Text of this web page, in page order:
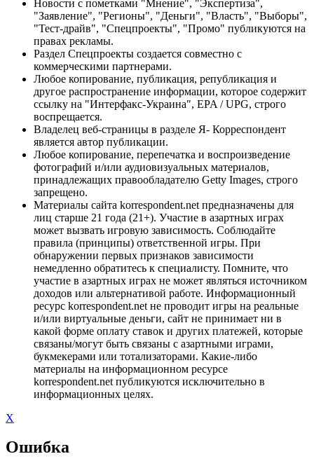
Новости с пометками "Мнение", "Экспертиза",
"Заявление", "Регионы", "Деньги", "Власть", "Выборы",
"Тест-драйв", "Спецпроекты", "Промо" публикуются на
правах рекламы.
Раздел Спецпроекты создается совместно с
коммерческими партнерами.
Любое копирование, публикация, републикация и
другое распространение информации, которое содержит
ссылку на "Интерфакс-Украина", EPA / UPG, строго
воспрещается.
Владелец веб-страницы в разделе Я- Корреспондент
является автор публикации.
Любое копирование, перепечатка и воспроизведение
фотографий и/или аудиовизуальных материалов,
принадлежащих правообладателю Getty Images, строго
запрещено.
Материалы сайта korrespondent.net предназначены для
лиц старше 21 года (21+). Участие в азартных играх
может вызвать игровую зависимость. Соблюдайте
правила (принципы) ответственной игры. При
обнаружении первых признаков зависимости
немедленно обратитесь к специалисту. Помните, что
участие в азартных играх не может являться источником
доходов или альтернативой работе. Информационный
ресурс korrespondent.net не проводит игры на реальные
и/или виртуальные деньги, сайт не принимает ни в
какой форме оплату ставок и других платежей, которые
связаны/могут быть связаны с азартными играми,
букмекерами или тотализаторами. Какие-либо
материалы на информационном ресурсе
korrespondent.net публикуются исключительно в
информационных целях.
X
Ошибка